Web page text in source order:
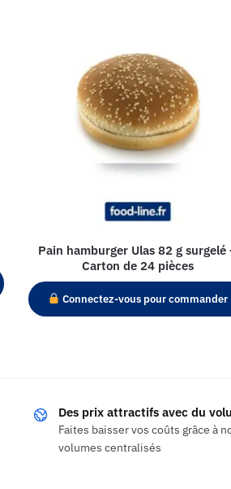
Pain hamburger Ulas 82 g surgelé
Carton de 24 pièces
Connectez-vous pour commander
Des prix attractifs avec du
Faites baisser vos coûts grâce à
volumes centralisés